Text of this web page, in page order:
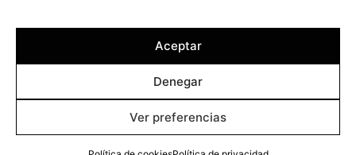
Aceptar
Denegar
Ver preferencias
© 2026 - Plameca S. A. Todos los derechos reservados.